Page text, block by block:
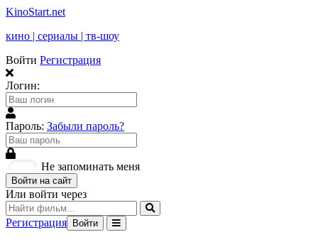
KinoStart.net
кино | сериалы | тв-шоу
Войти Регистрация
Логин:
Пароль: Забыли пароль?
Не запоминать меня
Войти на сайт
Или войти через
Регистрация Войти